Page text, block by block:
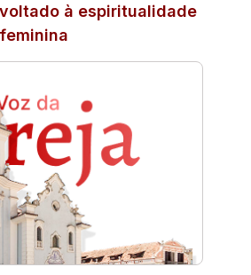
voltado à espiritualidade
feminina